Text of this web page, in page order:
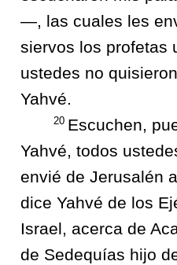
—, las cuales les
siervos los profetas
ustedes no
Yahvé.
20 Escuchen,
Yahvé, todos
envié de Jerusalén
dice Yahvé de los
Israel, acerca de
de Sedequías hijo